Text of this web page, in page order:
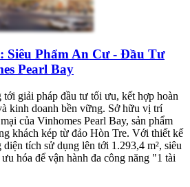
Siêu Phẩm An Cư - Đầu Tư
Pearl Bay
giải pháp đầu tư tối ưu, kết hợp hoàn
kinh doanh bền vững. Sở hữu vị trí
của Vinhomes Pearl Bay, sản phẩm
khách kép từ đảo Hòn Tre. Với thiết kế
tích sử dụng lên tới 1.293,4 m², siêu
hóa để vận hành đa công năng "1 tài